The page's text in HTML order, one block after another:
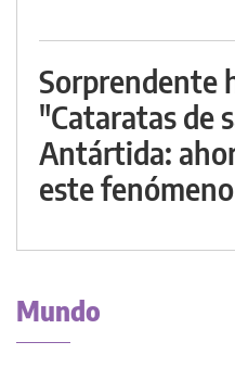
Sorprendente
"Cataratas de
Antártida:
este
Mundo